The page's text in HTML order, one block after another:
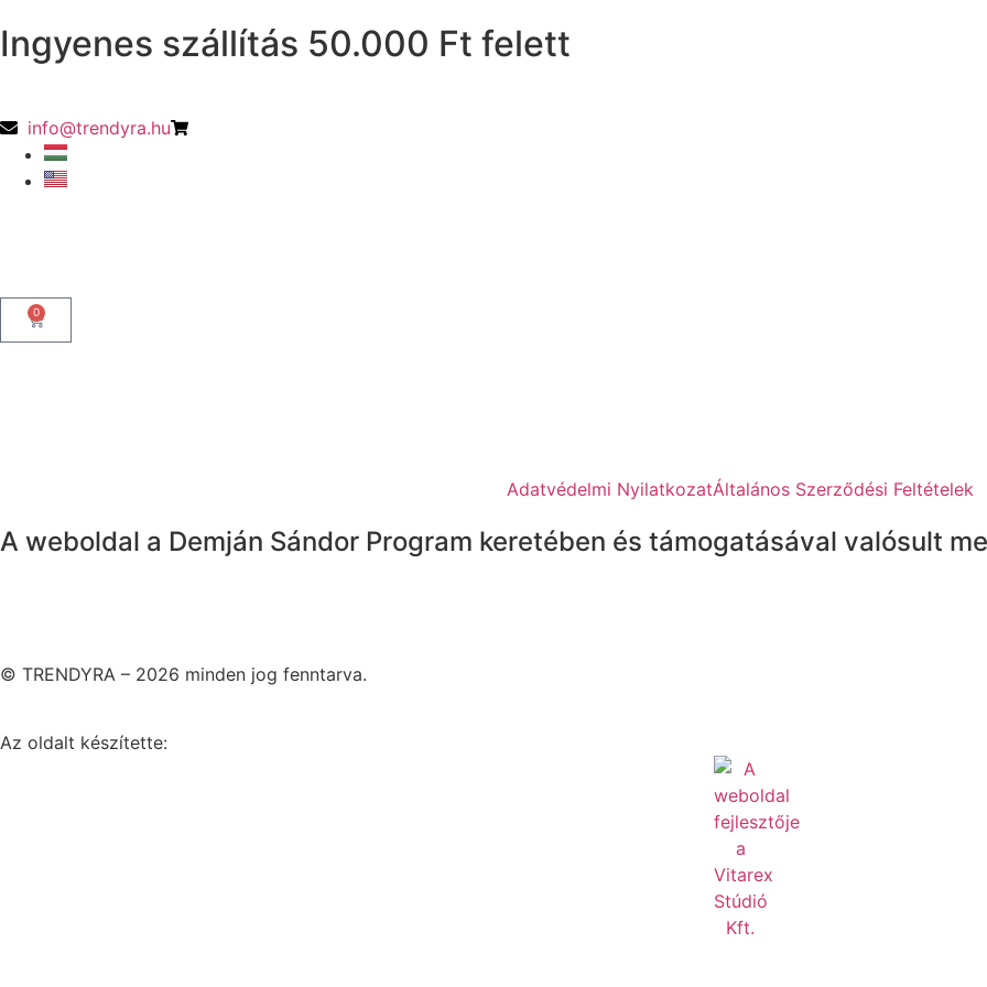
Ingyenes szállítás 50.000 Ft felett
info@trendyra.hu
0
Adatvédelmi NyilatkozatÁltalános Szerződési Feltételek
A weboldal a Demján Sándor Program keretében és támogatásával valósult
© TRENDYRA – 2026 minden jog fenntarva.
Az oldalt készítette: